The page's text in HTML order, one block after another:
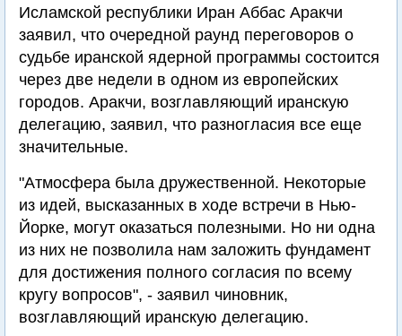
Исламской республики Иран Аббас Аракчи
заявил, что очередной раунд переговоров о
судьбе иранской ядерной программы состоится
через две недели в одном из европейских
городов. Аракчи, возглавляющий иранскую
делегацию, заявил, что разногласия все еще
значительные.
"Атмосфера была дружественной. Некоторые
из идей, высказанных в ходе встречи в Нью-
Йорке, могут оказаться полезными. Но ни одна
из них не позволила нам заложить фундамент
для достижения полного согласия по всему
кругу вопросов", - заявил чиновник,
возглавляющий иранскую делегацию.